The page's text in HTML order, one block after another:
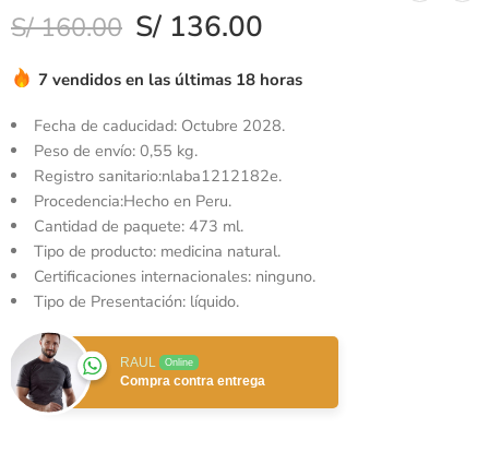
S/160.00 S/ 136.00
7 vendidos en las últimas 18 horas
Fecha de caducidad: Octubre 2028.
Peso de envío:0,55 kg.
Registro sanitario:nlaba1212182e.
Procedencia:Hecho en Peru.
Cantidad de paquete: 473 ml.
Tipo de producto: medicina natural.
Certificaciones internacionales: ninguno.
Tipo de Presentación: líquido.
RAUL Online
Compra contra entrega